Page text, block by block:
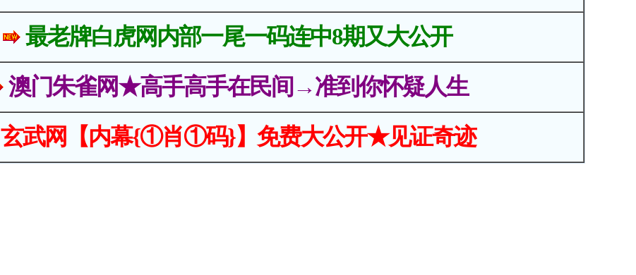
最老牌白虎网内部一尾一码连中8期又大公开
澳门朱雀网★高手高手在民间→准到你怀疑人生
玄武网【内幕{①肖①码}】免费大公开★见证奇迹